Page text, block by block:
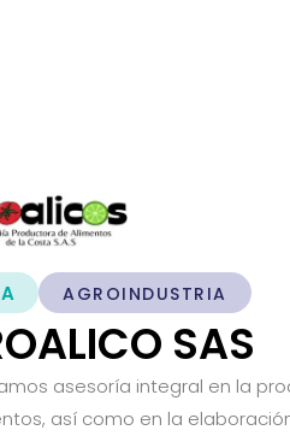
AGROINDUSTRIA
SAS
asesoría integral en la
así como en la